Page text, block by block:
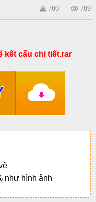
780 789
kết cấu chi tiết.rar
như hình ảnh